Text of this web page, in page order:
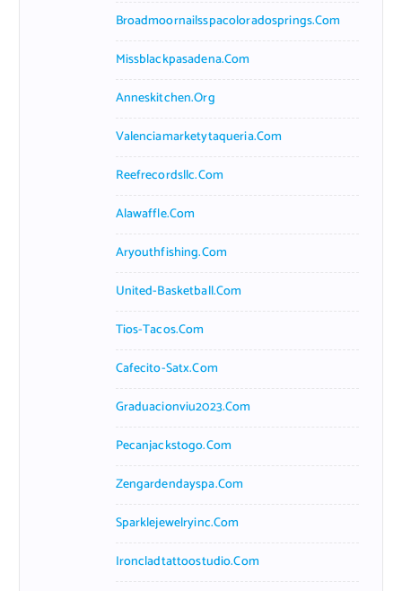
Broadmoornailsspacoloradosprings.com
Missblackpasadena.com
Anneskitchen.org
Valenciamarketytaqueria.com
Reefrecordsllc.com
Alawaffle.com
Aryouthfishing.com
United-Basketball.com
Tios-Tacos.com
Cafecito-Satx.com
Graduacionviu2023.com
Pecanjackstogo.com
Zengardendayspa.com
Sparklejewelryinc.com
Ironcladtattoostudio.com